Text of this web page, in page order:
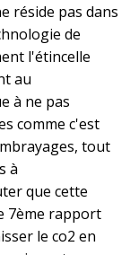
réside pas dans
de
l'étincelle
au
à ne pas
comme c'est
tout
à
que cette
7ème rapport
le co2 en